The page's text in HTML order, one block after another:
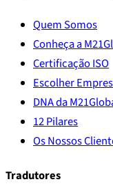
Quem Somos
Conheça a
Certificação ISO
Escolher
DNA da
12 Pilares
Os Nossos
Tradutores